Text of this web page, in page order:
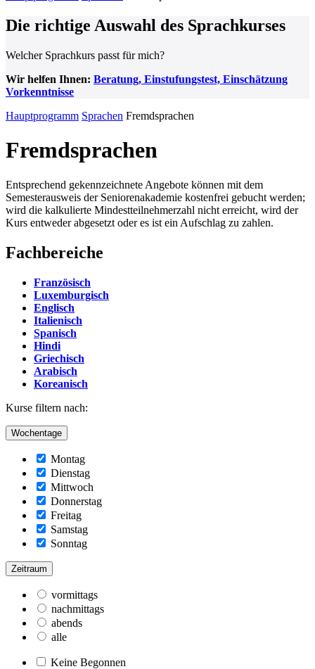
Die richtige Auswahl des Sprachkurses
Welcher Sprachkurs passt für mich?
Wir helfen Ihnen: Beratung, Einstufungstest, Einschätzung
Vorkenntnisse
Hauptprogramm Sprachen Fremdsprachen
Fremdsprachen
Entsprechend gekennzeichnete Angebote können mit dem
Semesterausweis der Seniorenakademie kostenfrei gebucht werden;
wird die kalkulierte Mindestteilnehmerzahl nicht erreicht, wird der
Kurs entweder abgesetzt oder es ist ein Aufschlag zu zahlen.
Fachbereiche
Französisch
Luxemburgisch
Englisch
Italienisch
Spanisch
Hindi
Griechisch
Arabisch
Koreanisch
Kurse filtern nach:
Wochentage
Montag
Dienstag
Mittwoch
Donnerstag
Freitag
Samstag
Sonntag
Zeitraum
vormittags
nachmittags
abends
alle
Keine Begonnen